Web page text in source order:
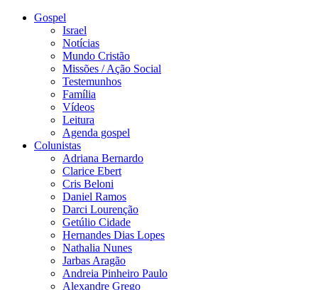
Gospel
Israel
Notícias
Mundo Cristão
Missões / Ação Social
Testemunhos
Família
Vídeos
Leitura
Agenda gospel
Colunistas
Adriana Bernardo
Clarice Ebert
Cris Beloni
Daniel Ramos
Darci Lourenção
Getúlio Cidade
Hernandes Dias Lopes
Nathalia Nunes
Jarbas Aragão
Andreia Pinheiro Paulo
Alexandre Grego